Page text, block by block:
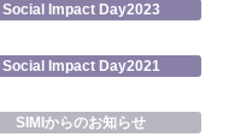
Social Impact Day2023
Social Impact Day2021
SIMIからのお知らせ